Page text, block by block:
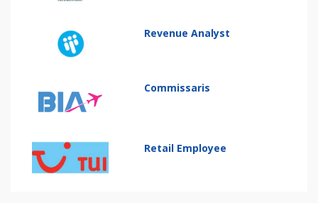
Revenue Analyst
Commissaris
Retail Employee